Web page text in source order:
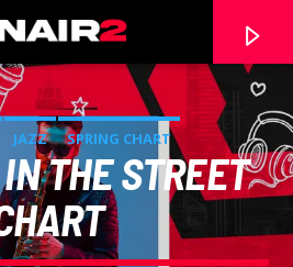
JAZZ SPRING CHART
THE STREET